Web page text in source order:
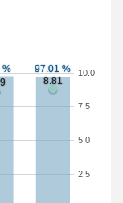
2.5
5.0
7.5
10.0